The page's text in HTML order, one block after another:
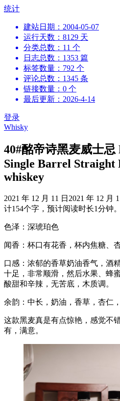
跳
统计
建站日期：2004-05-07
运行天数：8129 天
分类总数：11 个
日志总数：1353 篇
标签数量：792 个
评论总数：1345 条
链接数量：0 个
最后更新：2026-4-14
登录
Whisky
40#酩帝诗黑麦威士
Single Barrel Straight
whiskey
2021 年 12 月 11 日 2021 年 12 月
计154个字，预计阅读时长1分钟。
色泽：深琥珀色
闻香：杯口有花香，杯内焦糖、
口感：浓郁的香草奶油香气，酒
十足，非常顺滑，然后水果、蜂
酸甜和辛辣，无苦底，木质调。
余韵：中长，奶油，香草，杏仁
这款黑麦真是有点惊艳，感觉不
有，满意。